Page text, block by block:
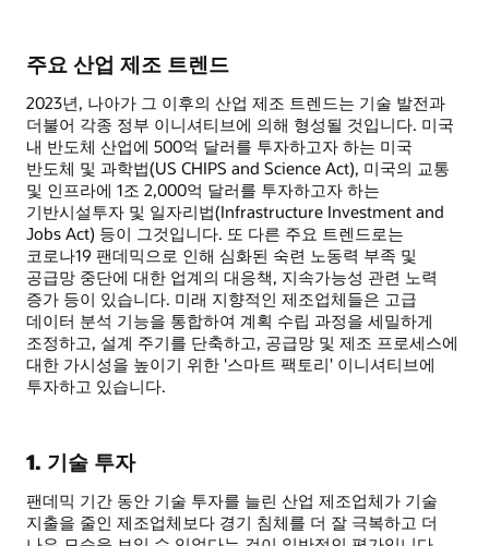
주요 산업 제조 트렌드
2023년, 나아가 그 이후의 산업 제조 트렌드는 기술 발전과
더불어 각종 정부 이니셔티브에 의해 형성될 것입니다. 미국
내 반도체 산업에 500억 달러를 투자하고자 하는 미국
반도체 및 과학법(US CHIPS and Science Act), 미국의 교통
및 인프라에 1조 2,000억 달러를 투자하고자 하는
기반시설투자 및 일자리법(Infrastructure Investment and
Jobs Act) 등이 그것입니다. 또 다른 주요 트렌드로는
코로나19 팬데믹으로 인해 심화된 숙련 노동력 부족 및
공급망 중단에 대한 업계의 대응책, 지속가능성 관련 노력
증가 등이 있습니다. 미래 지향적인 제조업체들은 고급
데이터 분석 기능을 통합하여 계획 수립 과정을 세밀하게
조정하고, 설계 주기를 단축하고, 공급망 및 제조 프로세스에
대한 가시성을 높이기 위한 '스마트 팩토리' 이니셔티브에
투자하고 있습니다.
1. 기술 투자
팬데믹 기간 동안 기술 투자를 늘린 산업 제조업체가 기술
지출을 줄인 제조업체보다 경기 침체를 더 잘 극복하고 더